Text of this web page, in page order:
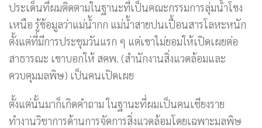
ประเด็นที่ผมติดตามในฐานะที่เป็นคณะกรรมการลุ่มน้ำโขง
เหนือ รู้ข้อมูลว่าแม่น้ำกก แม่น้ำสายปนเปื้อนสารโลหะหนัก
ตั้งแต่ที่มีการประชุมวันแรก ๆ แต่เขาไม่ยอมให้เปิดเผยต่อ
สาธารณะ เขาบอกให้ สคพ. (สำนักงานสิ่งแวดล้อมและ
ควบคุมมลพิษ) เป็นคนเปิดเผย
ตั้งแต่นั้นมาก็เกิดคำถาม ในฐานะที่ผมเป็นคนเชียงราย
ทำงานวิชาการด้านการจัดการสิ่งแวดล้อมโดยเฉพาะมลพิษ